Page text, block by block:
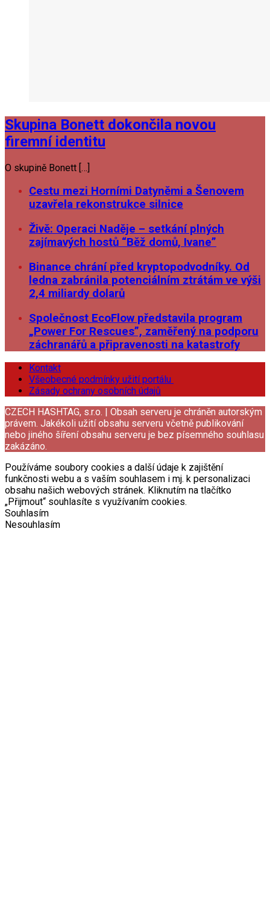
Skupina Bonett dokončila novou
firemní identitu
O skupině Bonett […]
Cestu mezi Horními Datyněmi a Šenovem
uzavřela rekonstrukce silnice
Živě: Operaci Naděje – setkání plných
zajímavých hostů “Běž domů, Ivane”
Binance chrání před kryptopodvodníky. Od
ledna zabránila potenciálním ztrátám ve výši
2,4 miliardy dolarů
Společnost EcoFlow představila program
„Power For Rescues”, zaměřený na podporu
záchranářů a připravenosti na katastrofy
Kontakt
Všeobecné podmínky užití portálu
Zásady ochrany osobních údajů
CZECH HASHTAG, s.r.o. | Obsah serveru je chráněn autorským
právem. Jakékoli užití obsahu serveru včetně publikování
nebo jiného šíření obsahu serveru je bez písemného souhlasu
zakázáno.
Používáme soubory cookies a další údaje k zajištění
funkčnosti webu a s vaším souhlasem i mj. k personalizaci
obsahu našich webových stránek. Kliknutím na tlačítko
„Přijmout“ souhlasíte s využívaním cookies.
Souhlasím
Nesouhlasím